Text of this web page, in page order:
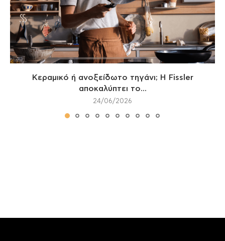
Κεραμικό ή ανοξείδωτο τηγάνι; Η Fissler
αποκαλύπτει το...
24/06/2026